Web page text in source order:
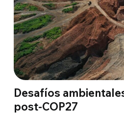
Desafíos
post-COP27